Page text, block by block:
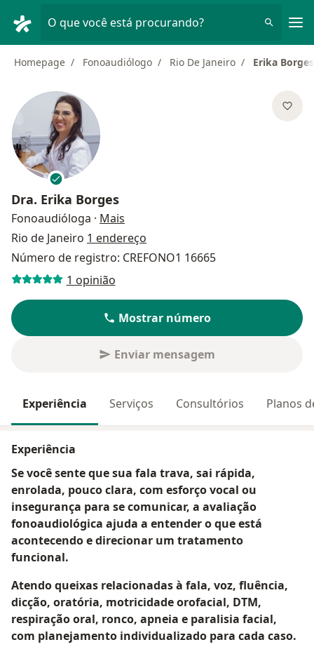
O que você está procurando?
Homepage Fonoaudiólogo Rio De Janeiro Erika Borges
Dra. Erika Borges
Fonoaudióloga · Mais
Rio de Janeiro 1 endereço
Número de registro: CREFONO1 16665
1 opinião
Mostrar número
Enviar mensagem
Experiência Serviços Consultórios Planos
Experiência
Se você sente que sua fala trava, sai rápida,
enrolada, pouco clara, com esforço vocal ou
insegurança para se comunicar, a avaliação
fonoaudiológica ajuda a entender o que está
acontecendo e direcionar um tratamento
funcional.
Atendo queixas relacionadas à fala, voz, fluência,
dicção, oratória, motricidade orofacial, DTM,
respiração oral, ronco, apneia e paralisia facial,
com planejamento individualizado para cada caso.